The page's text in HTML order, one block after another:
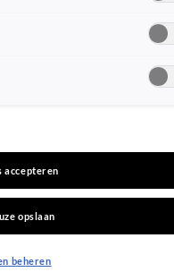
oplichter en
type'
accepteren
opslaan
beheren